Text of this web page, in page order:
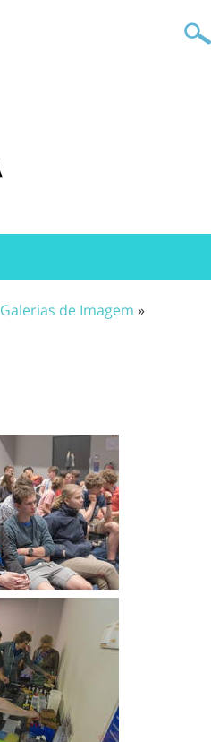
Galerias de Imagem »